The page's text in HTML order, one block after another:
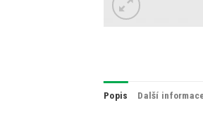
Popis Další